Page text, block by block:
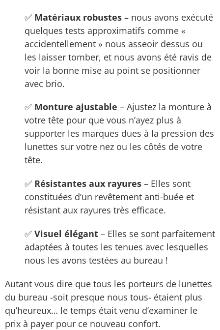
✅ Matériaux robustes – nous avons exécuté
quelques tests approximatifs comme «
accidentellement » nous asseoir dessus ou
les laisser tomber, et nous avons été ravis de
voir la bonne mise au point se positionner
avec brio.
✅ Monture ajustable – Ajustez la monture à
votre tête pour que vous n’ayez plus à
supporter les marques dues à la pression des
lunettes sur votre nez ou les côtés de votre
tête.
✅ Résistantes aux rayures – Elles sont
constituées d’un revêtement anti-buée et
résistant aux rayures très efficace.
✅ Visuel élégant – Elles se sont parfaitement
adaptées à toutes les tenues avec lesquelles
nous les avons testées au bureau !
Autant vous dire que tous les porteurs de lunettes
du bureau -soit presque nous tous- étaient plus
qu’heureux… le temps était venu d’examiner le
prix à payer pour ce nouveau confort.